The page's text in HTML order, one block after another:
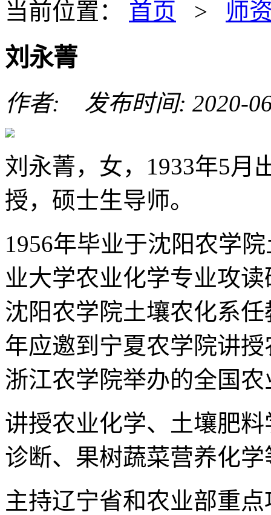
当前位置： 首页 > 师
刘永菁
作者: 发布时间: 2020-
刘永菁，女，1933年5月
授，硕士生导师。
1956年毕业于沈阳农学
业大学农业化学专业攻
沈阳农学院土壤农化系
年应邀到宁夏农学院讲
浙江农学院举办的全国
讲授农业化学、土壤肥
诊断、果树蔬菜营养化
主持辽宁省和农业部重